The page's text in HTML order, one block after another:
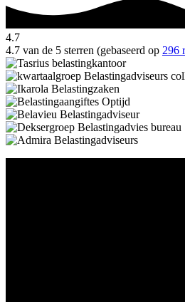
4.7
4.7 van de 5 sterren (gebaseerd op 296